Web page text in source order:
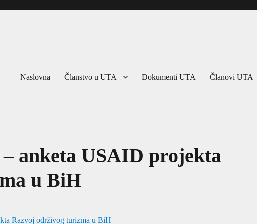
Naslovna Članstvo u UTA Dokumenti UTA Članovi UTA
anketa USAID projekta
u BiH
Razvoj održivog turizma u BiH